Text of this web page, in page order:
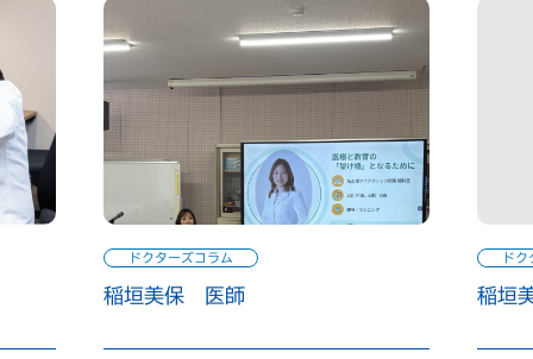
ドクターズコラム
稲垣美保 医師
ド
稲垣